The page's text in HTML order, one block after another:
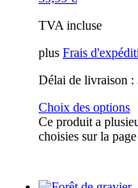
TVA incluse
plus Frais
Délai de livraison :
Choix des options
Ce produit a
choisies sur la